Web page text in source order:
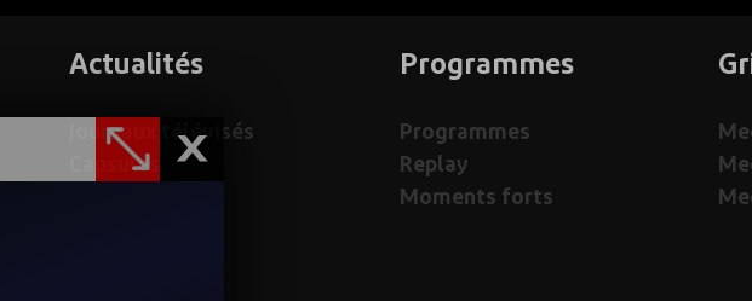
Actualités
Journaux télévisés
Capsules
Programmes
Programmes
Replay
Moments forts